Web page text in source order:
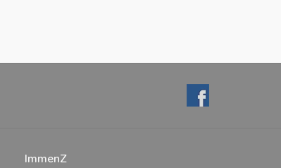
ImmenZ